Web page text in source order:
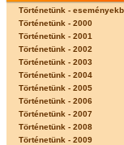
Történetünk -
Történetünk - 2000
Történetünk - 2001
Történetünk - 2002
Történetünk - 2003
Történetünk - 2004
Történetünk - 2005
Történetünk - 2006
Történetünk - 2007
Történetünk - 2008
Történetünk - 2009